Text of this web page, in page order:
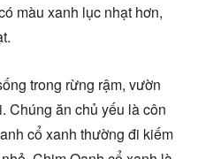
màu xanh lục nhạt hơn,
trong rừng rậm, vườn
Chúng ăn chủ yếu là côn
cổ xanh thường đi kiếm